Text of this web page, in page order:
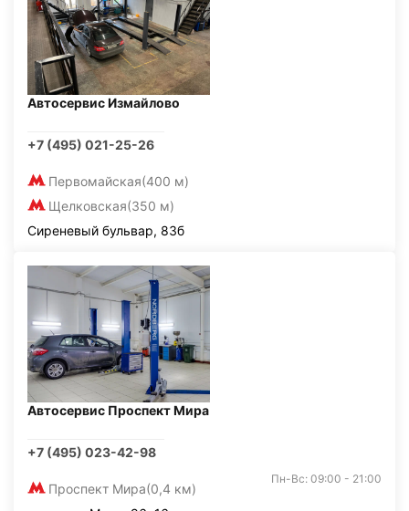
Автосервис Измайлово
+7 (495) 021-25-26
Первомайская(400 м)
Щелковская(350 м)
Сиреневый бульвар, 83б
Автосервис Проспект Мира
+7 (495) 023-42-98
Проспект Мира(0,4 км)
Пн-Вс: 09:00 - 21:00